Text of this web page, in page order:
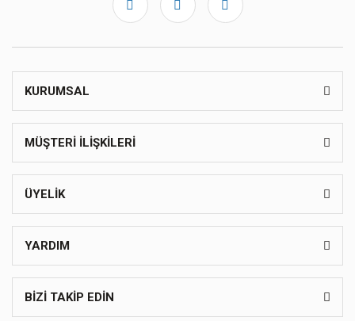
KURUMSAL
MÜŞTERİ İLİŞKİLERİ
ÜYELİK
YARDIM
BİZİ TAKİP EDİN